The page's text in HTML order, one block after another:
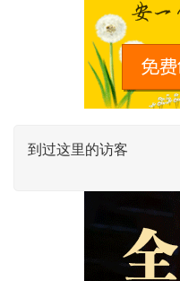
到过这里的访客